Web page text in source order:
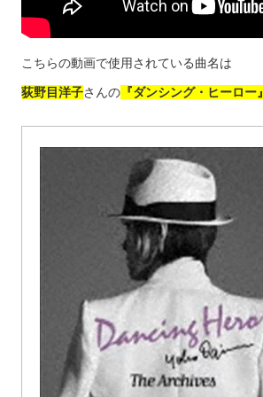
こちらの動画で使用されている曲名は
荻野目洋子さんの 『ダンシング・ヒーロー』